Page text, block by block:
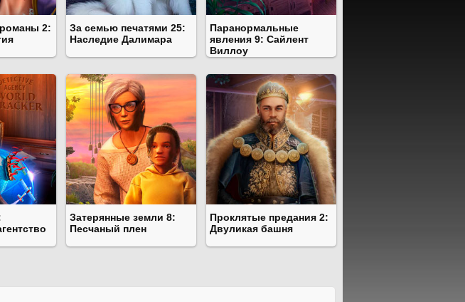
2:
За семью печатями 25:
Наследие Далимара
Паранормальные
явления 9: Сайлент
Виллоу
Затерянные земли 8:
Песчаный плен
Проклятые предания 2:
Двуликая башня